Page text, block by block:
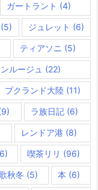
ガートラント (4)
(5) ジュレット (6)
ティアソニ (5)
ルージュ (22)
プクランド大陸 (11)
ラ族日記 (6)
レンドア港 (8)
喫茶リリ (96)
秋冬 (5) 本 (6)